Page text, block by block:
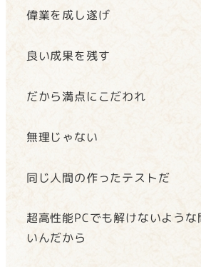
偉業を成し遂げ
良い成果を残す
だから満点にこだわれ
無理じゃない
同じ人間の作ったテストだ
超高性能PCでも解けないよう
いんだから